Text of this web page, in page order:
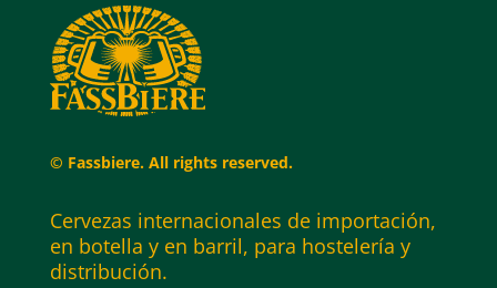
© Fassbiere. All rights reserved.
Cervezas internacionales de importación,
en botella y en barril, para hostelería y
distribución.